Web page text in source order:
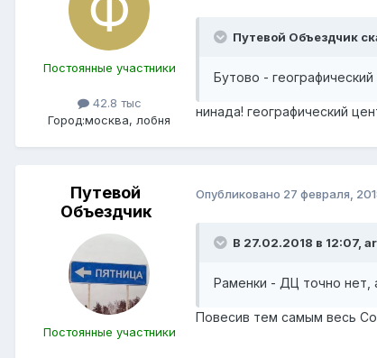
Постоянные участники
42.8 тыс
Город:москва, лобня
Путевой Объездчик
Бутово -
нинада! географический
Путевой
Объездчик
Постоянные участники
Опубликовано 27 февраля,
В 27.02.2018 в 12:07,
Раменки - ДЦ точно нет,
Повесив тем самым весь